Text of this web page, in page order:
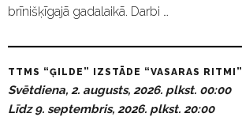
brīnišķīgajā gadalaikā. Darbi …
TTMS “ĢILDE” IZSTĀDE “VASARAS RITMI”
Svētdiena, 2. augusts, 2026. plkst. 00:00
Līdz 9. septembris, 2026. plkst. 20:00